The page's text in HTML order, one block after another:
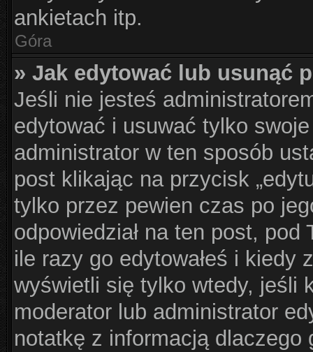
ankietach itp.
Góra
» Jak edytować lub usunąć
Jeśli nie jesteś
edytować i usuwać tylko
administrator w ten sposób
post klikając na przycisk
tylko przez pewien czas po
odpowiedział na ten post,
ile razy go edytowałeś i kiedy
wyświetli się tylko wtedy, jeśli
moderator lub administrator
notatkę z informacją